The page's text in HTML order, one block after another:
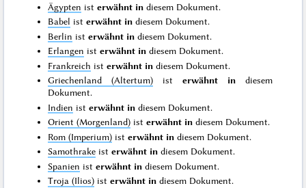
Ägypten isterwähnt in diesem Dokument.
Babel isterwähnt in diesem Dokument.
Berlin isterwähnt in diesem Dokument.
Erlangen isterwähnt in diesem Dokument.
Frankreich isterwähnt in diesem Dokument.
Griechenland (Altertum) ist erwähnt indiesem
Dokument.
Indien isterwähnt in diesem Dokument.
Orient (Morgenland) isterwähnt in diesem Dokument.
Rom (Imperium) isterwähnt in diesem Dokument.
Samothrake isterwähnt in diesem Dokument.
Spanien isterwähnt in diesem Dokument.
Troja (Ilios) isterwähnt in diesem Dokument.